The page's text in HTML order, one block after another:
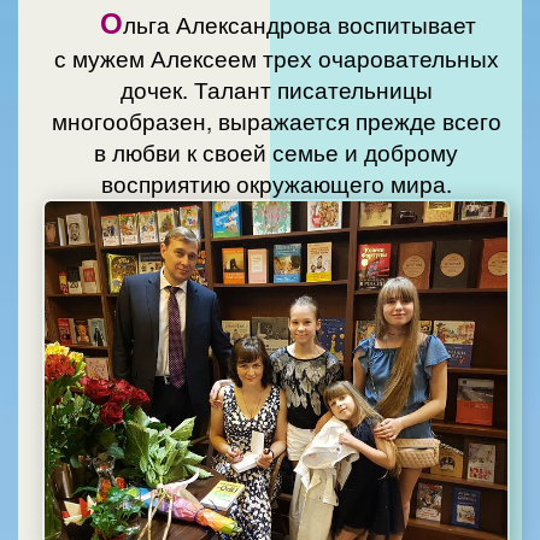
Ольга Александрова воспитывает
с мужем Алексеем трех очаровательных
дочек. Талант писательницы
многообразен, выражается прежде всего
в любви к своей семье и доброму
восприятию окружающего мира.